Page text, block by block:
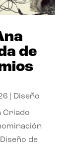
de
Diseño
Criado
de